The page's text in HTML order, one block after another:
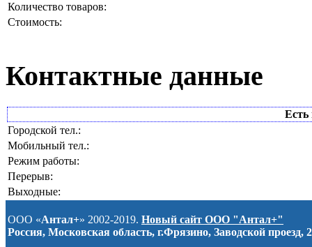
Количество товаров:
Стоимость:
Контактные данные
Есть
Городской тел.:
Мобильный тел.:
Режим работы:
Перерыв:
Выходные:
ООО «Антал+» 2002-2019. Новый сайт ООО "Антал+"
Россия, Московская область, г.Фрязино, Заводской проезд, 2